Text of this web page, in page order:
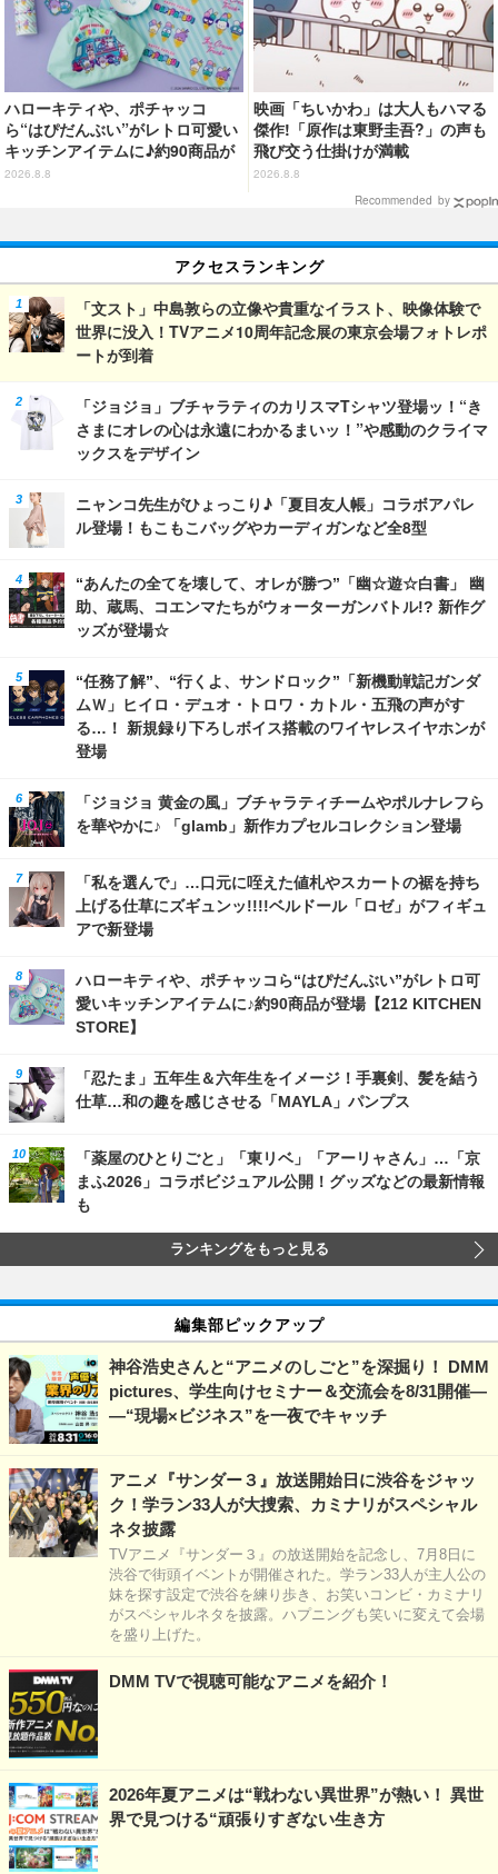
ハローキティや、ポチャッコ
ら“はぴだんぶい”がレトロ可愛い
キッチンアイテムに♪約90商品が
登場【212 KITCHEN STORE】
2026.8.8
映画「ちいかわ」は大人もハマる
傑作!「原作は東野圭吾?」の声も
飛び交う仕掛けが満載
2026.8.8
Recommended by
アクセスランキング
「文スト」中島敦らの立像や貴重なイラスト、映像体験で
世界に没入！TVアニメ10周年記念展の東京会場フォトレポ
ートが到着
「ジョジョ」ブチャラティのカリスマTシャツ登場ッ！“き
さまにオレの心は永遠にわかるまいッ！”や感動のクライマ
ックスをデザイン
ニャンコ先生がひょっこり♪「夏目友人帳」コラボアパレ
ル登場！もこもこバッグやカーディガンなど全8型
“あんたの全てを壊して、オレが勝つ”「幽☆遊☆白書」 幽
助、蔵馬、コエンマたちがウォーターガンバトル!? 新作グ
ッズが登場☆
“任務了解”、“行くよ、サンドロック”「新機動戦記ガンダ
ムＷ」ヒイロ・デュオ・トロワ・カトル・五飛の声がす
る…！ 新規録り下ろしボイス搭載のワイヤレスイヤホンが
登場
「ジョジョ 黄金の風」ブチャラティチームやポルナレフら
を華やかに♪ 「glamb」新作カプセルコレクション登場
「私を選んで」…口元に咥えた値札やスカートの裾を持ち
上げる仕草にズギュンッ!!!!ベルドール「ロゼ」がフィギュ
アで新登場
ハローキティや、ポチャッコら“はぴだんぶい”がレトロ可
愛いキッチンアイテムに♪約90商品が登場【212 KITCHEN
STORE】
「忍たま」五年生＆六年生をイメージ！手裏剣、髪を結う
仕草…和の趣を感じさせる「MAYLA」パンプス
「薬屋のひとりごと」「東リベ」「アーリャさん」…「京
まふ2026」コラボビジュアル公開！グッズなどの最新情報
も
ランキングをもっと見る
編集部ピックアップ
神谷浩史さんと“アニメのしごと”を深掘り！ DMM
pictures、学生向けセミナー＆交流会を8/31開催―
―“現場×ビジネス”を一夜でキャッチ
アニメ『サンダー３』放送開始日に渋谷をジャッ
ク！学ラン33人が大捜索、カミナリがスペシャル
ネタ披露
TVアニメ『サンダー３』の放送開始を記念し、7月8日に
渋谷で街頭イベントが開催された。学ラン33人が主人公の
妹を探す設定で渋谷を練り歩き、お笑いコンビ・カミナリ
がスペシャルネタを披露。ハプニングも笑いに変えて会場
を盛り上げた。
DMM TVで視聴可能なアニメを紹介！
2026年夏アニメは“戦わない異世界”が熱い！ 異世
界で見つける“頑張りすぎない生き方